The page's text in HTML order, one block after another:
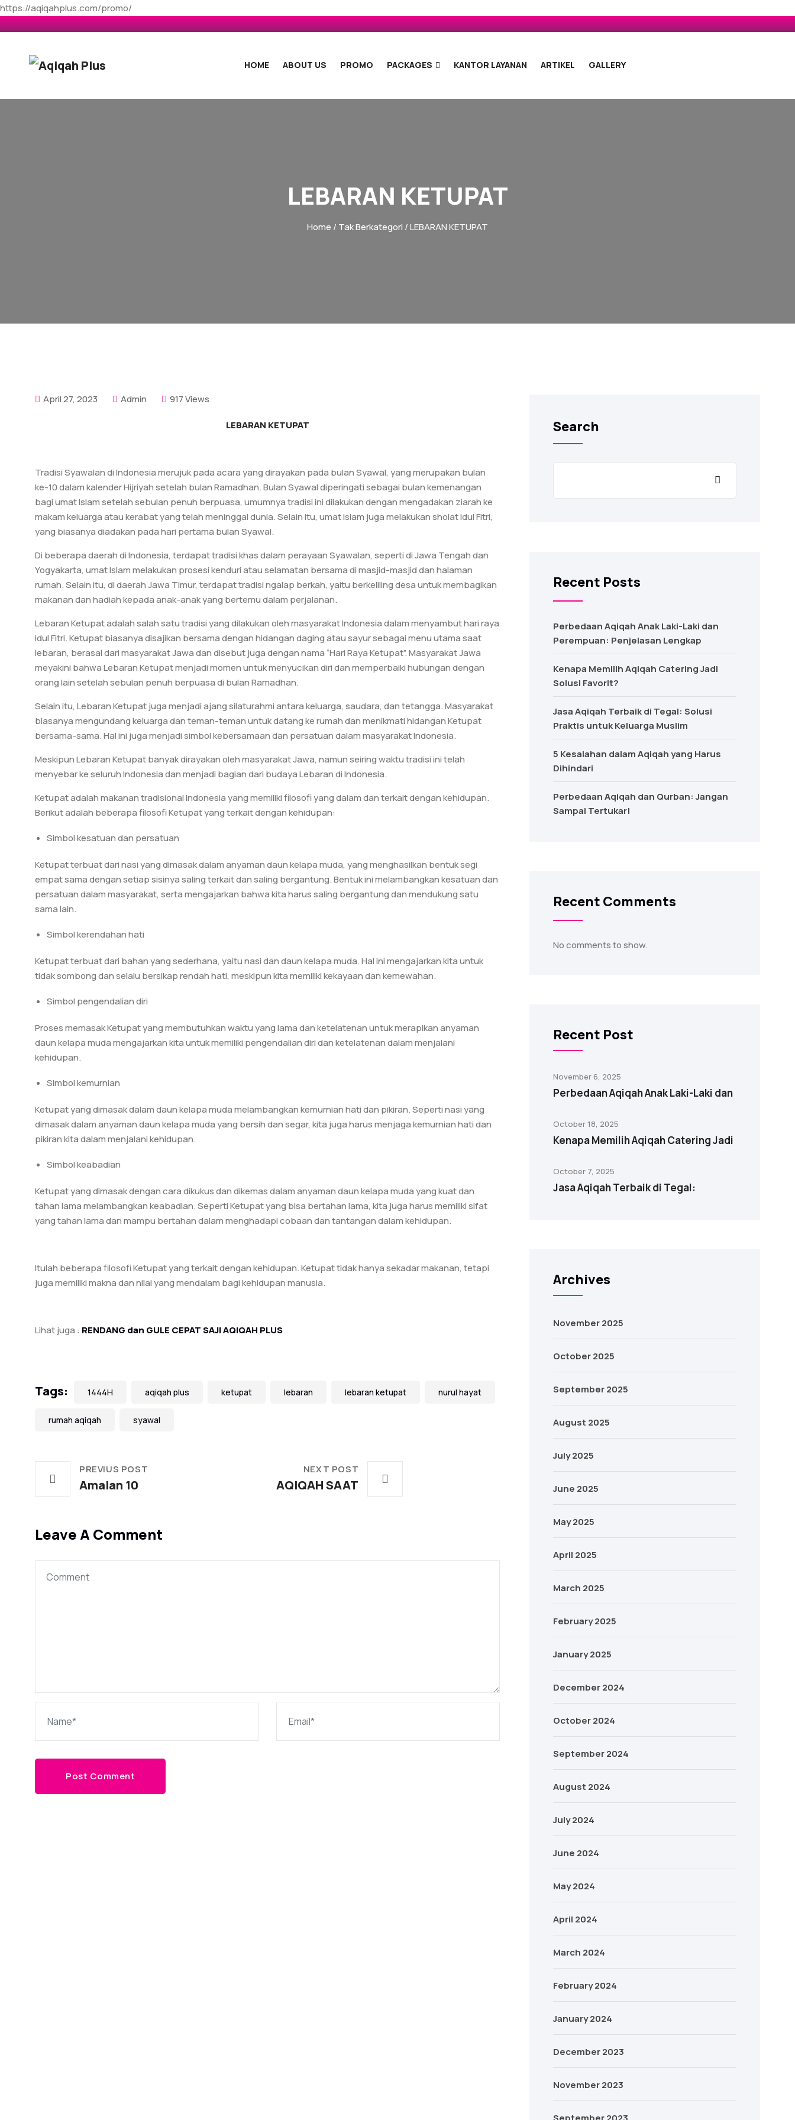
https://aqiqahplus.com/promo/
HOME ABOUT US PROMO PACKAGES KANTOR LAYANAN ARTIKEL GALLERY
LEBARAN KETUPAT
Home / Tak Berkategori / LEBARAN KETUPAT
April 27, 2023 Admin 917 Views
LEBARAN KETUPAT
Tradisi Syawalan di Indonesia merujuk pada acara yang dirayakan pada bulan Syawal, yang merupakan bulan
ke-10 dalam kalender Hijriyah setelah bulan Ramadhan. Bulan Syawal diperingati sebagai bulan kemenangan
bagi umat Islam setelah sebulan penuh berpuasa, umumnya tradisi ini dilakukan dengan mengadakan ziarah ke
makam keluarga atau kerabat yang telah meninggal dunia. Selain itu, umat Islam juga melakukan sholat Idul Fitri,
yang biasanya diadakan pada hari pertama bulan Syawal.
Di beberapa daerah di Indonesia, terdapat tradisi khas dalam perayaan Syawalan, seperti di Jawa Tengah dan
Yogyakarta, umat Islam melakukan prosesi kenduri atau selamatan bersama di masjid-masjid dan halaman
rumah. Selain itu, di daerah Jawa Timur, terdapat tradisi ngalap berkah, yaitu berkeliling desa untuk membagikan
makanan dan hadiah kepada anak-anak yang bertemu dalam perjalanan.
Lebaran Ketupat adalah salah satu tradisi yang dilakukan oleh masyarakat Indonesia dalam menyambut hari raya
Idul Fitri. Ketupat biasanya disajikan bersama dengan hidangan daging atau sayur sebagai menu utama saat
lebaran, berasal dari masyarakat Jawa dan disebut juga dengan nama “Hari Raya Ketupat”. Masyarakat Jawa
meyakini bahwa Lebaran Ketupat menjadi momen untuk menyucikan diri dan memperbaiki hubungan dengan
orang lain setelah sebulan penuh berpuasa di bulan Ramadhan.
Selain itu, Lebaran Ketupat juga menjadi ajang silaturahmi antara keluarga, saudara, dan tetangga. Masyarakat
biasanya mengundang keluarga dan teman-teman untuk datang ke rumah dan menikmati hidangan Ketupat
bersama-sama. Hal ini juga menjadi simbol kebersamaan dan persatuan dalam masyarakat Indonesia.
Meskipun Lebaran Ketupat banyak dirayakan oleh masyarakat Jawa, namun seiring waktu tradisi ini telah
menyebar ke seluruh Indonesia dan menjadi bagian dari budaya Lebaran di Indonesia.
Ketupat adalah makanan tradisional Indonesia yang memiliki filosofi yang dalam dan terkait dengan kehidupan.
Berikut adalah beberapa filosofi Ketupat yang terkait dengan kehidupan:
Simbol kesatuan dan persatuan
Ketupat terbuat dari nasi yang dimasak dalam anyaman daun kelapa muda, yang menghasilkan bentuk segi
empat sama dengan setiap sisinya saling terkait dan saling bergantung. Bentuk ini melambangkan kesatuan dan
persatuan dalam masyarakat, serta mengajarkan bahwa kita harus saling bergantung dan mendukung satu
sama lain.
Simbol kerendahan hati
Ketupat terbuat dari bahan yang sederhana, yaitu nasi dan daun kelapa muda. Hal ini mengajarkan kita untuk
tidak sombong dan selalu bersikap rendah hati, meskipun kita memiliki kekayaan dan kemewahan.
Simbol pengendalian diri
Proses memasak Ketupat yang membutuhkan waktu yang lama dan ketelatenan untuk merapikan anyaman
daun kelapa muda mengajarkan kita untuk memiliki pengendalian diri dan ketelatenan dalam menjalani
kehidupan.
Simbol kemurnian
Ketupat yang dimasak dalam daun kelapa muda melambangkan kemurnian hati dan pikiran. Seperti nasi yang
dimasak dalam anyaman daun kelapa muda yang bersih dan segar, kita juga harus menjaga kemurnian hati dan
pikiran kita dalam menjalani kehidupan.
Simbol keabadian
Ketupat yang dimasak dengan cara dikukus dan dikemas dalam anyaman daun kelapa muda yang kuat dan
tahan lama melambangkan keabadian. Seperti Ketupat yang bisa bertahan lama, kita juga harus memiliki sifat
yang tahan lama dan mampu bertahan dalam menghadapi cobaan dan tantangan dalam kehidupan.
Itulah beberapa filosofi Ketupat yang terkait dengan kehidupan. Ketupat tidak hanya sekadar makanan, tetapi
juga memiliki makna dan nilai yang mendalam bagi kehidupan manusia.
Lihat juga : RENDANG dan GULE CEPAT SAJI AQIQAH PLUS
Tags: 1444H aqiqah plus ketupat lebaran lebaran ketupat nurul hayat
rumah aqiqah syawal
PREVIUS POST
Amalan 10
NEXT POST
AQIQAH SAAT
Leave A Comment
Post Comment
Search
Recent Posts
Perbedaan Aqiqah Anak Laki-Laki dan
Perempuan: Penjelasan Lengkap
Kenapa Memilih Aqiqah Catering Jadi
Solusi Favorit?
Jasa Aqiqah Terbaik di Tegal: Solusi
Praktis untuk Keluarga Muslim
5 Kesalahan dalam Aqiqah yang Harus
Dihindari
Perbedaan Aqiqah dan Qurban: Jangan
Sampai Tertukar!
Recent Comments
No comments to show.
Recent Post
November 6, 2025
Perbedaan Aqiqah Anak Laki-Laki dan
October 18, 2025
Kenapa Memilih Aqiqah Catering Jadi
October 7, 2025
Jasa Aqiqah Terbaik di Tegal:
Archives
November 2025
October 2025
September 2025
August 2025
July 2025
June 2025
May 2025
April 2025
March 2025
February 2025
January 2025
December 2024
October 2024
September 2024
August 2024
July 2024
June 2024
May 2024
April 2024
March 2024
February 2024
January 2024
December 2023
November 2023